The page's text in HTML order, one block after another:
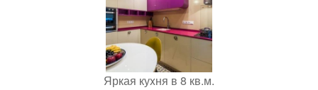
Яркая куxня в 8 кв.м.